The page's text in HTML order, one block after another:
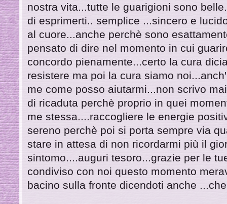
nostra vita...tutte le guarigioni sono
di esprimerti.. semplice ...sincero e
al cuore...anche perchè sono
pensato di dire nel momento in cui
concordo pienamente...certo la cura
resistere ma poi la cura siamo
me come posso aiutarmi...non scrivo
di ricaduta perchè proprio in quei
me stessa....raccogliere le energie
sereno perchè poi si porta sempre via
stare in attesa di non ricordarmi più il
sintomo....auguri tesoro...grazie per le
condiviso con noi questo momento
bacino sulla fronte dicendoti anche